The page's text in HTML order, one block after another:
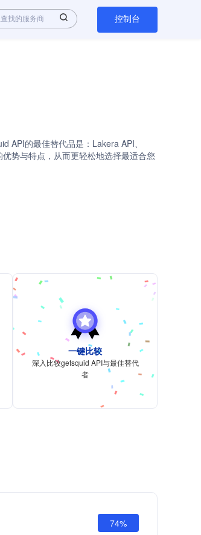
控制台
API的最佳替代品是：Lakera API、
势与特点，从而更轻松地选择最适合您
一键比较
深入比较getsquid API与最佳替代
者
74%